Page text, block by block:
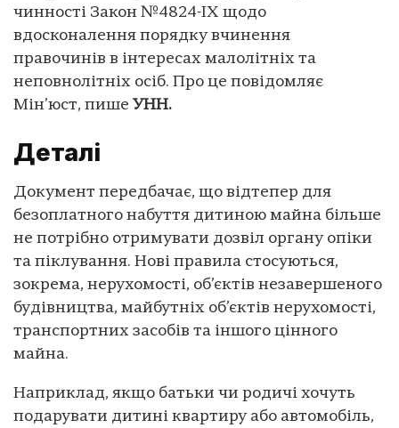
чинності Закон №4824-IX щодо
вдосконалення порядку вчинення
правочинів в інтересах малолітніх та
неповнолітніх осіб. Про це повідомляє
Мін’юст, пише УНН.
Деталі
Документ передбачає, що відтепер для
безоплатного набуття дитиною майна більше
не потрібно отримувати дозвіл органу опіки
та піклування. Нові правила стосуються,
зокрема, нерухомості, об’єктів незавершеного
будівництва, майбутніх об’єктів нерухомості,
транспортних засобів та іншого цінного
майна.
Наприклад, якщо батьки чи родичі хочуть
подарувати дитині квартиру або автомобіль,